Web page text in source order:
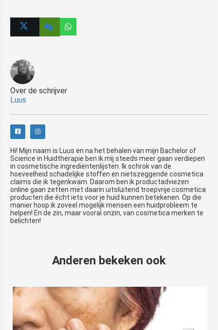
Over de schrijver
Luus
Hi! Mijn naam is Luus en na het behalen van mijn Bachelor of
Science in Huidtherapie ben ik mij steeds meer gaan verdiepen
in cosmetische ingrediëntenlijsten. Ik schrok van de
hoeveelheid schadelijke stoffen en nietszeggende cosmetica
claims die ik tegenkwam. Daarom ben ik productadviezen
online gaan zetten met daarin uitsluitend troepvrije cosmetica
producten die écht iets voor je huid kunnen betekenen. Op die
manier hoop ik zoveel mogelijk mensen een huidprobleem te
helpen! En de zin, maar vooral onzin, van cosmetica merken te
belichten!
Anderen bekeken ook